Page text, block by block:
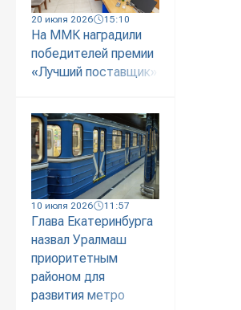
20 июля 2026 15:10
На ММК наградили
победителей премии
«Лучший поставщик»
10 июля 2026 11:57
Глава Екатеринбурга
назвал Уралмаш
приоритетным
районом для
развития метро